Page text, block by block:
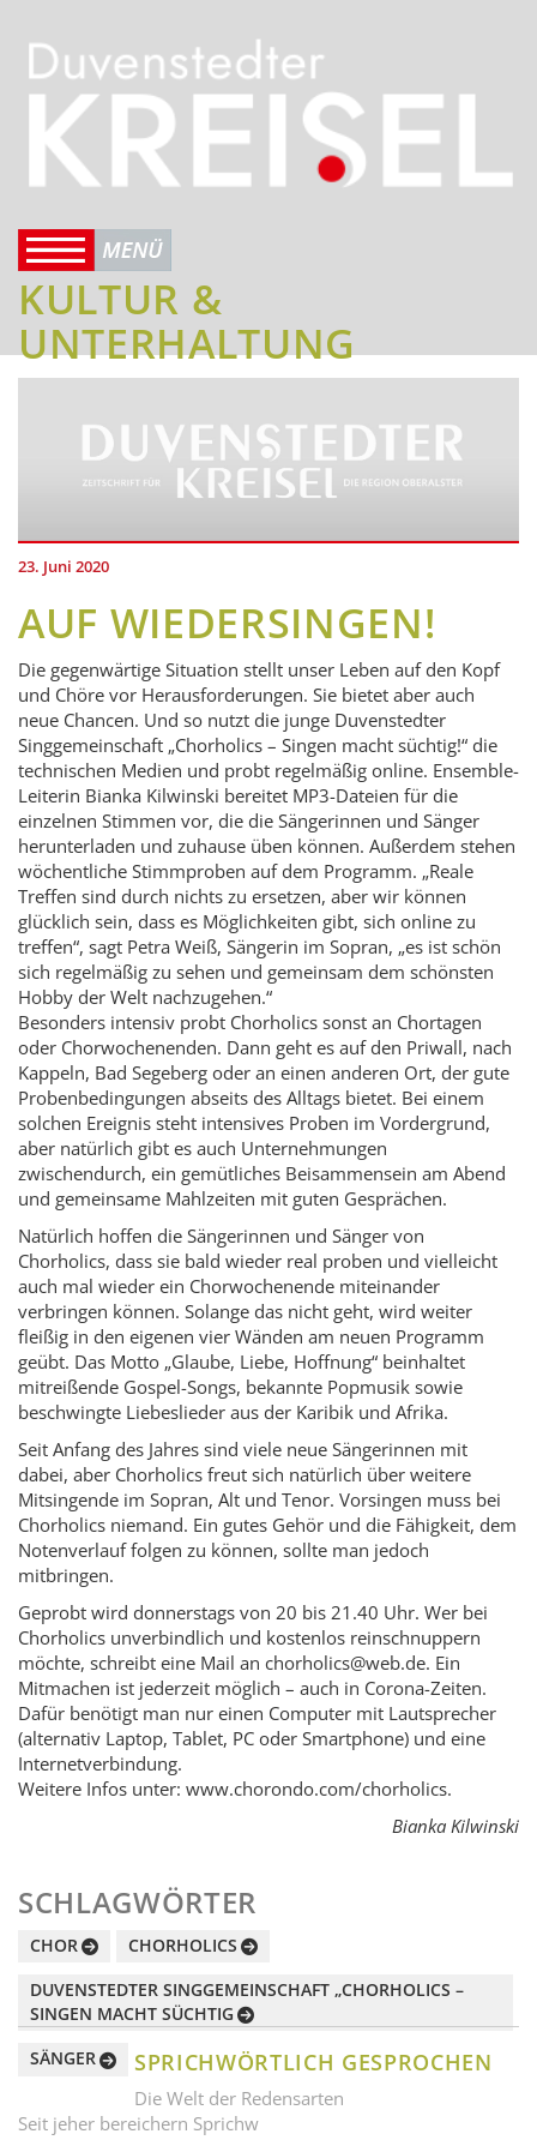
KULTUR &
UNTERHALTUNG
23. Juni 2020
AUF WIEDERSINGEN!
Die gegenwärtige Situation stellt unser Leben auf den Kopf
und Chöre vor Herausforderungen. Sie bietet aber auch
neue Chancen. Und so nutzt die junge Duvenstedter
Singgemeinschaft „Chorholics – Singen macht süchtig!“ die
technischen Medien und probt regelmäßig online. Ensemble-
Leiterin Bianka Kilwinski bereitet MP3-Dateien für die
einzelnen Stimmen vor, die die Sängerinnen und Sänger
herunterladen und zuhause üben können. Außerdem stehen
wöchentliche Stimmproben auf dem Programm. „Reale
Treffen sind durch nichts zu ersetzen, aber wir können
glücklich sein, dass es Möglichkeiten gibt, sich online zu
treffen“, sagt Petra Weiß, Sängerin im Sopran, „es ist schön
sich regelmäßig zu sehen und gemeinsam dem schönsten
Hobby der Welt nachzugehen.“
Besonders intensiv probt Chorholics sonst an Chortagen
oder Chorwochenenden. Dann geht es auf den Priwall, nach
Kappeln, Bad Segeberg oder an einen anderen Ort, der gute
Probenbedingungen abseits des Alltags bietet. Bei einem
solchen Ereignis steht intensives Proben im Vordergrund,
aber natürlich gibt es auch Unternehmungen
zwischendurch, ein gemütliches Beisammensein am Abend
und gemeinsame Mahlzeiten mit guten Gesprächen.
Natürlich hoffen die Sängerinnen und Sänger von
Chorholics, dass sie bald wieder real proben und vielleicht
auch mal wieder ein Chorwochenende miteinander
verbringen können. Solange das nicht geht, wird weiter
fleißig in den eigenen vier Wänden am neuen Programm
geübt. Das Motto „Glaube, Liebe, Hoffnung“ beinhaltet
mitreißende Gospel-Songs, bekannte Popmusik sowie
beschwingte Liebeslieder aus der Karibik und Afrika.
Seit Anfang des Jahres sind viele neue Sängerinnen mit
dabei, aber Chorholics freut sich natürlich über weitere
Mitsingende im Sopran, Alt und Tenor. Vorsingen muss bei
Chorholics niemand. Ein gutes Gehör und die Fähigkeit, dem
Notenverlauf folgen zu können, sollte man jedoch
mitbringen.
Geprobt wird donnerstags von 20 bis 21.40 Uhr. Wer bei
Chorholics unverbindlich und kostenlos reinschnuppern
möchte, schreibt eine Mail an chorholics@web.de. Ein
Mitmachen ist jederzeit möglich – auch in Corona-Zeiten.
Dafür benötigt man nur einen Computer mit Lautsprecher
(alternativ Laptop, Tablet, PC oder Smartphone) und eine
Internetverbindung.
Weitere Infos unter: www.chorondo.com/chorholics.
Bianka Kilwinski
SCHLAGWÖRTER
CHOR
CHORHOLICS
DUVENSTEDTER SINGGEMEINSCHAFT „CHORHOLICS –
SINGEN MACHT SÜCHTIG
SÄNGER
SPRICHWÖRTLICH GESPROCHEN
Die Welt der Redensarten
Seit jeher bereichern Sprichw